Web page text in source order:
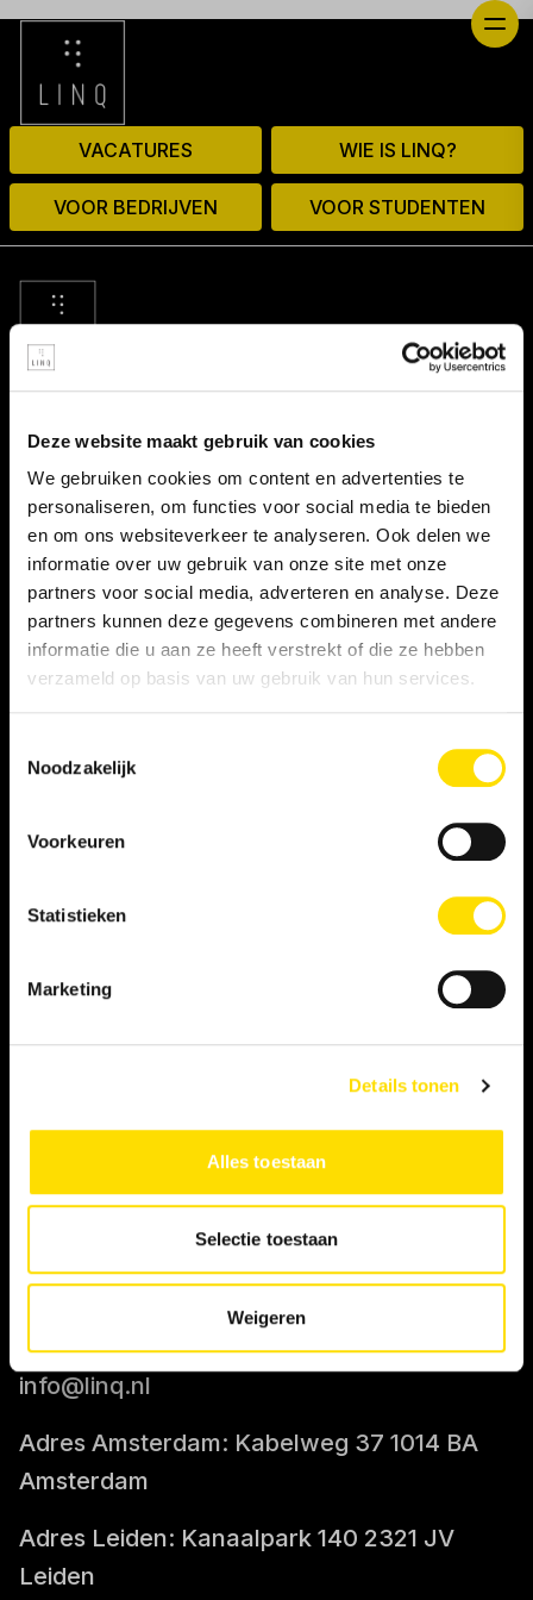
Deze website maakt gebruik van cookies
We gebruiken cookies om content en advertenties te
personaliseren, om functies voor social media te bieden
en om ons websiteverkeer te analyseren. Ook delen we
informatie over uw gebruik van onze site met onze
partners voor social media, adverteren en analyse. Deze
partners kunnen deze gegevens combineren met andere
informatie die u aan ze heeft verstrekt of die ze hebben
verzameld op basis van uw gebruik van hun services.
Noodzakelijk
Voorkeuren
Statistieken
Marketing
Details tonen
Alles toestaan
Selectie toestaan
Weigeren
VACATURES WIE IS LINQ?
VOOR BEDRIJVEN VOOR STUDENTEN
LINKS
Algemene voorwaarden NBBU
Privacy statement
Persooneelsgids uitzendkrachten
Klacht indienen
WERKNEMER
Vacatures
Tarief berekenen
CONTACT
info@linq.nl
Adres Amsterdam: Kabelweg 37 1014 BA
Amsterdam
Adres Leiden: Kanaalpark 140 2321 JV
Leiden